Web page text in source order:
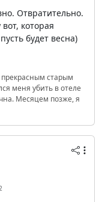
Отвратительно.
которая
будет весна)
прекрасным старым
меня убить в отеле
Месяцем позже, я